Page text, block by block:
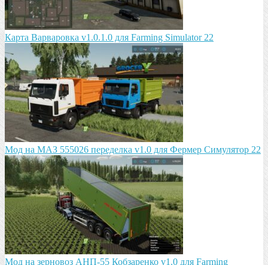
Карта Варваровка v1.0.1.0 для Farming Simulator 22
Мод на МАЗ 555026 пeрeдeлка v1.0 для Фермер Симулятор 22
Мод на зeрновоз АНП-55 Кобзарeнко v1.0 для Farming